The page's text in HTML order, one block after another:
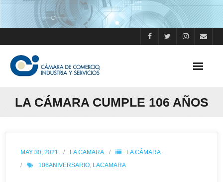
Skip
LA CÁMARA CUMPLE 106 AÑOS
MAY 30, 2021 LA CAMARA
LA CÁMARA
106ANIVERSARIO, LACAMARA